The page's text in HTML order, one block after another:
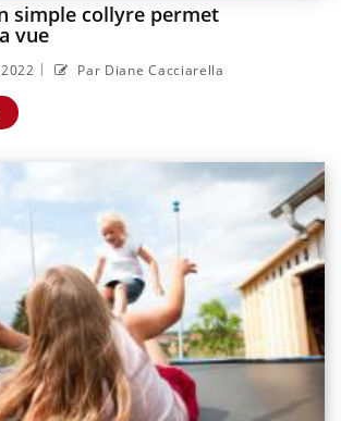
simple collyre permet
vue
| Par Diane Cacciarella